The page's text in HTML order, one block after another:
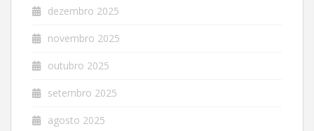
dezembro 2025
novembro 2025
outubro 2025
setembro 2025
agosto 2025